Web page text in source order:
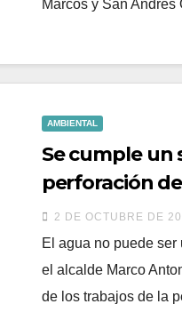
Marcos y San Andrés
AMBIENTAL
Se cumple un
perforación
Plan de San
2 DE OCTUBRE DE
El agua no puede
el alcalde Marco
de los trabajos de la